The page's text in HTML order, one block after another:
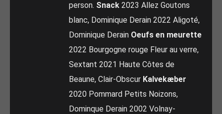
person. Snack 2023 Allez Goutons
blanc, Dominique Derain 2022 Aligoté,
Dominique Derain Oeufs en meurette
2022 Bourgogne rouge Fleur au verre,
Sextant 2021 Haute Côtes de
Beaune, Clair-Obscur Kalvekæber
2020 Pommard Petits Noizons,
Dominque Derain 2002 Volnay-